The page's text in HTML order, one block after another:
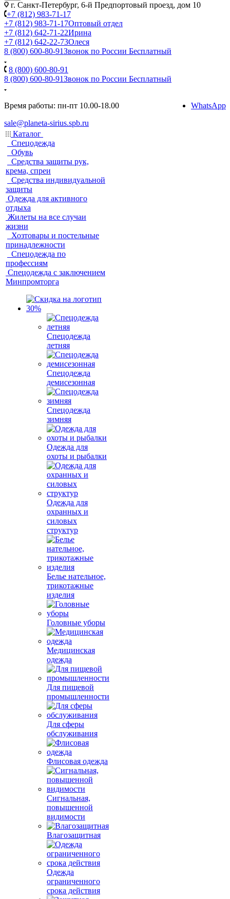
г. Санкт-Петербург, 6-й Предпортовый проезд, дом 10
+7 (812) 983-71-17
+7 (812) 983-71-17Оптовый отдел
+7 (812) 642-71-22Ирина
+7 (812) 642-22-73Олеся
8 (800) 600-80-91Звонок по России Бесплатный
8 (800) 600-80-91
8 (800) 600-80-91Звонок по России Бесплатный
Время работы: пн-пт 10.00-18.00
sale@planeta-sirius.spb.ru
WhatsApp
Каталог
Спецодежда
Обувь
Средства защиты рук,
крема, спреи
Средства индивидуальной
защиты
Одежда для активного
отдыха
Жилеты на все случаи
жизни
Хозтовары и постельные
принадлежности
Спецодежда по
профессиям
Спецодежда с заключением
Минпромторга
Спецодежда
летняя
Спецодежда
демисезонная
Спецодежда
зимняя
Одежда для
охоты и рыбалки
Одежда для
охранных и
силовых
структур
Белье нательное,
трикотажные
изделия
Головные уборы
Медицинская
одежда
Для пищевой
промышленности
Для сферы
обслуживания
Флисовая одежда
Сигнальная,
повышенной
видимости
Влагозащитная
Одежда
ограниченного
срока действия